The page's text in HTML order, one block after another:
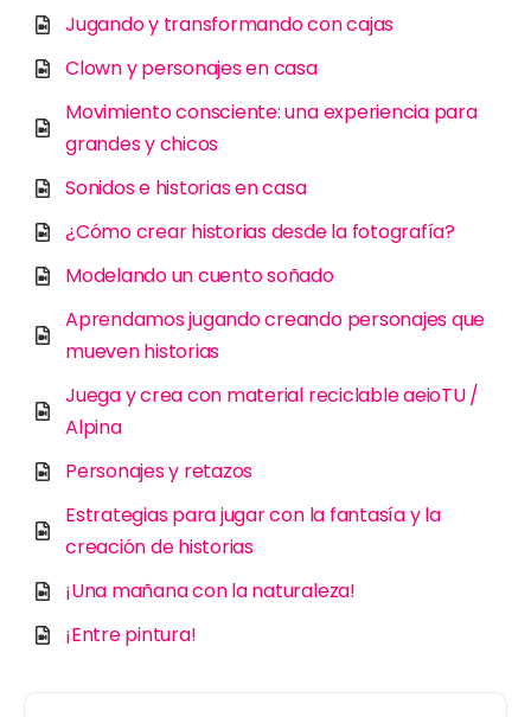
Jugando y transformando con cajas
Clown y personajes en casa
Movimiento consciente: una experiencia para
grandes y chicos
Sonidos e historias en casa
¿Cómo crear historias desde la fotografía?
Modelando un cuento soñado
Aprendamos jugando creando personajes que
mueven historias
Juega y crea con material reciclable aeioTU /
Alpina
Personajes y retazos
Estrategias para jugar con la fantasía y la
creación de historias
¡Una mañana con la naturaleza!
¡Entre pintura!